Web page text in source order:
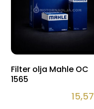
Filter olja Mahle OC
1565
15,57